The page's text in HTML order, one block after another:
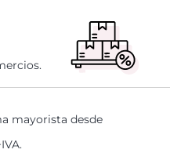
mayorista desde